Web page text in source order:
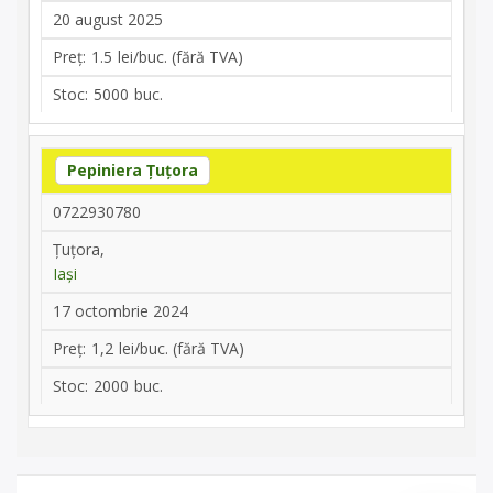
20 august 2025
1.5
5000
Pepiniera Țuțora
0722930780
Țuțora,
Iași
17 octombrie 2024
1,2
2000